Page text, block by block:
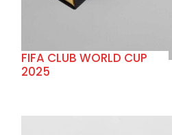
FIFA CLUB WORLD CUP
2025